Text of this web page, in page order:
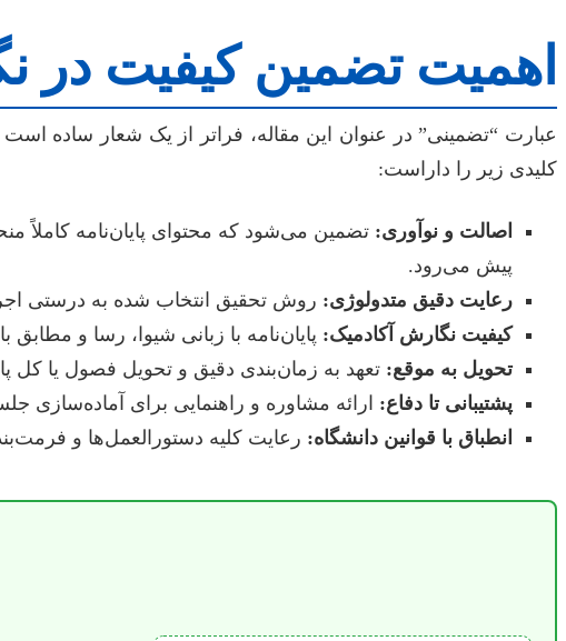
اهمیت تضمین کیفیت در
عبارت “تضمینی” در عنوان این مقاله، فراتر از یک شعار ساده است
کلیدی زیر را داراست:
اصالت و نوآوری: تضمین می‌شود که محتوای پایان‌نامه کاملاً
پیش می‌رود.
رعایت دقیق متدولوژی: روش تحقیق انتخاب شده به درستی
کیفیت نگارش آکادمیک: پایان‌نامه با زبانی شیوا، رسا و
تحویل به موقع: تعهد به زمان‌بندی دقیق و تحویل فصول یا کل
پشتیبانی تا دفاع: ارائه مشاوره و راهنمایی برای آماده‌سازی
انطباق با قوانین دانشگاه: رعایت کلیه دستورالعمل‌ها و